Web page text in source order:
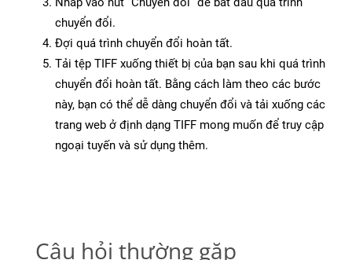
chuyển đổi.
Đợi quá trình chuyển đổi hoàn tất.
Tải tệp TIFF xuống thiết bị của bạn sau khi quá trình
chuyển đổi hoàn tất. Bằng cách làm theo các bước
này, bạn có thể dễ dàng chuyển đổi và tải xuống các
trang web ở định dạng TIFF mong muốn để truy cập
ngoại tuyến và sử dụng thêm.
Câu hỏi thường gặp